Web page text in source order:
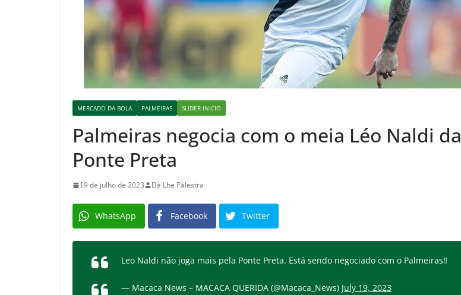
MERCADO DA BOLA PALMEIRAS SLIDER INICIO
Palmeiras negocia com o meia Léo Naldi da
Ponte Preta
19 de julho de 2023 Da Lhe Palestra
WhatsApp Facebook Twitter
Leo Naldi não joga mais pela Ponte Preta. Está sendo negociado com o Palmeiras‼️
— Macaca News – MACACA QUERIDA (@Macaca_News) July 19, 2023